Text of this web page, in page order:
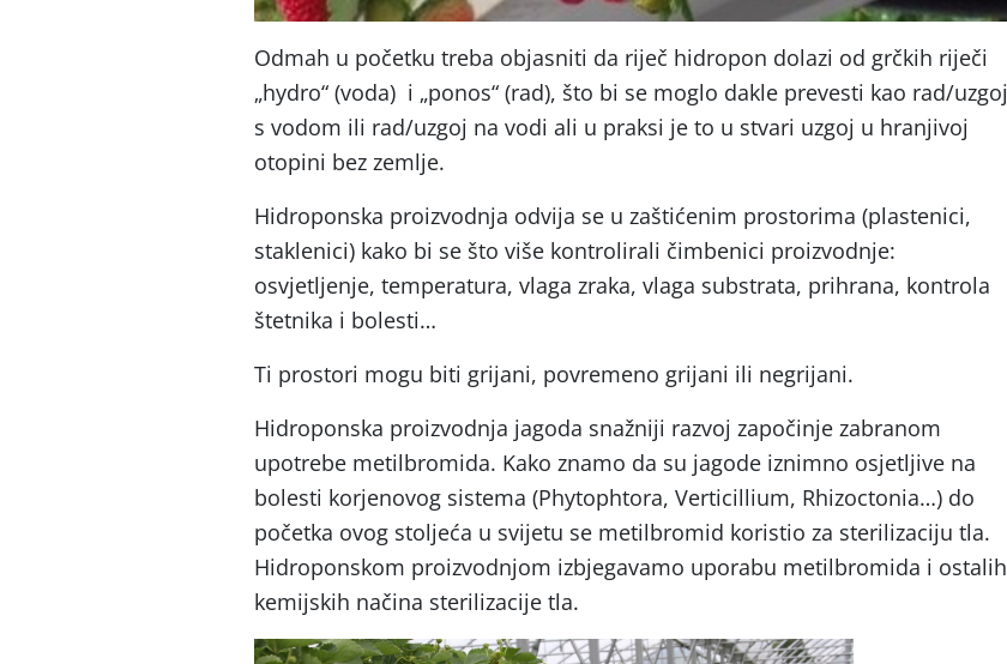
Odmah u početku treba objasniti da riječ hidropon dolazi od grčkih riječi
„hydro“ (voda) i „ponos“ (rad), što bi se moglo dakle prevesti kao rad/uzgoj
s vodom ili rad/uzgoj na vodi ali u praksi je to u stvari uzgoj u hranjivoj
otopini bez zemlje.
Hidroponska proizvodnja odvija se u zaštićenim prostorima (plastenici,
staklenici) kako bi se što više kontrolirali čimbenici proizvodnje:
osvjetljenje, temperatura, vlaga zraka, vlaga substrata, prihrana, kontrola
štetnika i bolesti…
Ti prostori mogu biti grijani, povremeno grijani ili negrijani.
Hidroponska proizvodnja jagoda snažniji razvoj započinje zabranom
upotrebe metilbromida. Kako znamo da su jagode iznimno osjetljive na
bolesti korjenovog sistema (Phytophtora, Verticillium, Rhizoctonia…) do
početka ovog stoljeća u svijetu se metilbromid koristio za sterilizaciju tla.
Hidroponskom proizvodnjom izbjegavamo uporabu metilbromida i ostalih
kemijskih načina sterilizacije tla.